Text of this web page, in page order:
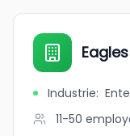
Industrie:
11-50